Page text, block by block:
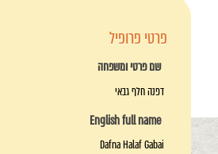
פרטי פרופיל
שם פרטי ומשפחה
דפנה חלף גבאי
English full name
Dafna Halaf Gabai